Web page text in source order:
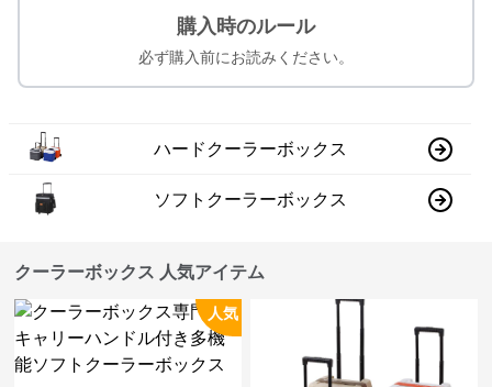
購入時のルール
必ず購入前にお読みください。
ハードクーラーボックス
ソフトクーラーボックス
クーラーボックス 人気アイテム
人気